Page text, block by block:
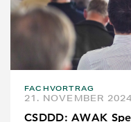
TEAM
NEWS
KARRIERE
FACHVORTRAG
21. NOVEMBER 2024
CSDDD: AWAK